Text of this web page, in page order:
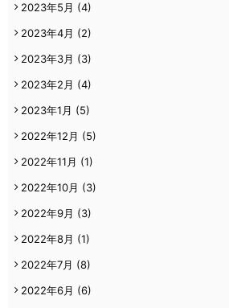
2023年5月 (4)
2023年4月 (2)
2023年3月 (3)
2023年2月 (4)
2023年1月 (5)
2022年12月 (5)
2022年11月 (1)
2022年10月 (3)
2022年9月 (3)
2022年8月 (1)
2022年7月 (8)
2022年6月 (6)